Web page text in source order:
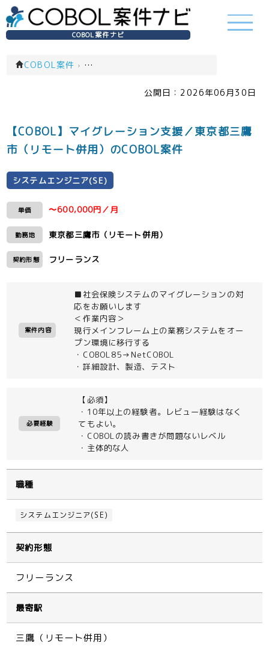
COBOL案件ナビ
COBOL案件 › システムエンジニア(SE)(一覧)
公開日： 2026年06月30日
【COBOL】マイグレーション支援／東京都三鷹
市（リモート併用）のCOBOL案件
システムエンジニア(SE)
単価 〜600,000円／月
勤務地 東京都三鷹市（リモート併用）
契約形態 フリーランス
案件内容
■社会保険システムのマイグレーションの対
応をお願いします
＜作業内容＞
現行メインフレーム上の業務システムをオー
プン環境に移行する
・COBOL85→NetCOBOL
・詳細設計、製造、テスト
必要経験
【必須】
・10年以上の経験者。レビュー経験はなく
てもよい。
・COBOLの読み書きが問題ないレベル
・主体的な人
職種
システムエンジニア(SE)
契約形態
フリーランス
最寄駅
三鷹（リモート併用）